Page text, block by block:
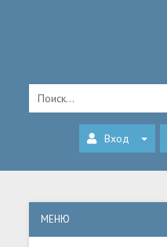
Вход
МЕНЮ